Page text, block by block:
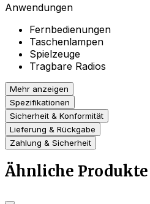
Anwendungen
Fernbedienungen
Taschenlampen
Spielzeuge
Tragbare Radios
Mehr anzeigen
Spezifikationen
Sicherheit & Konformität
Lieferung & Rückgabe
Zahlung & Sicherheit
Ähnliche Produkte